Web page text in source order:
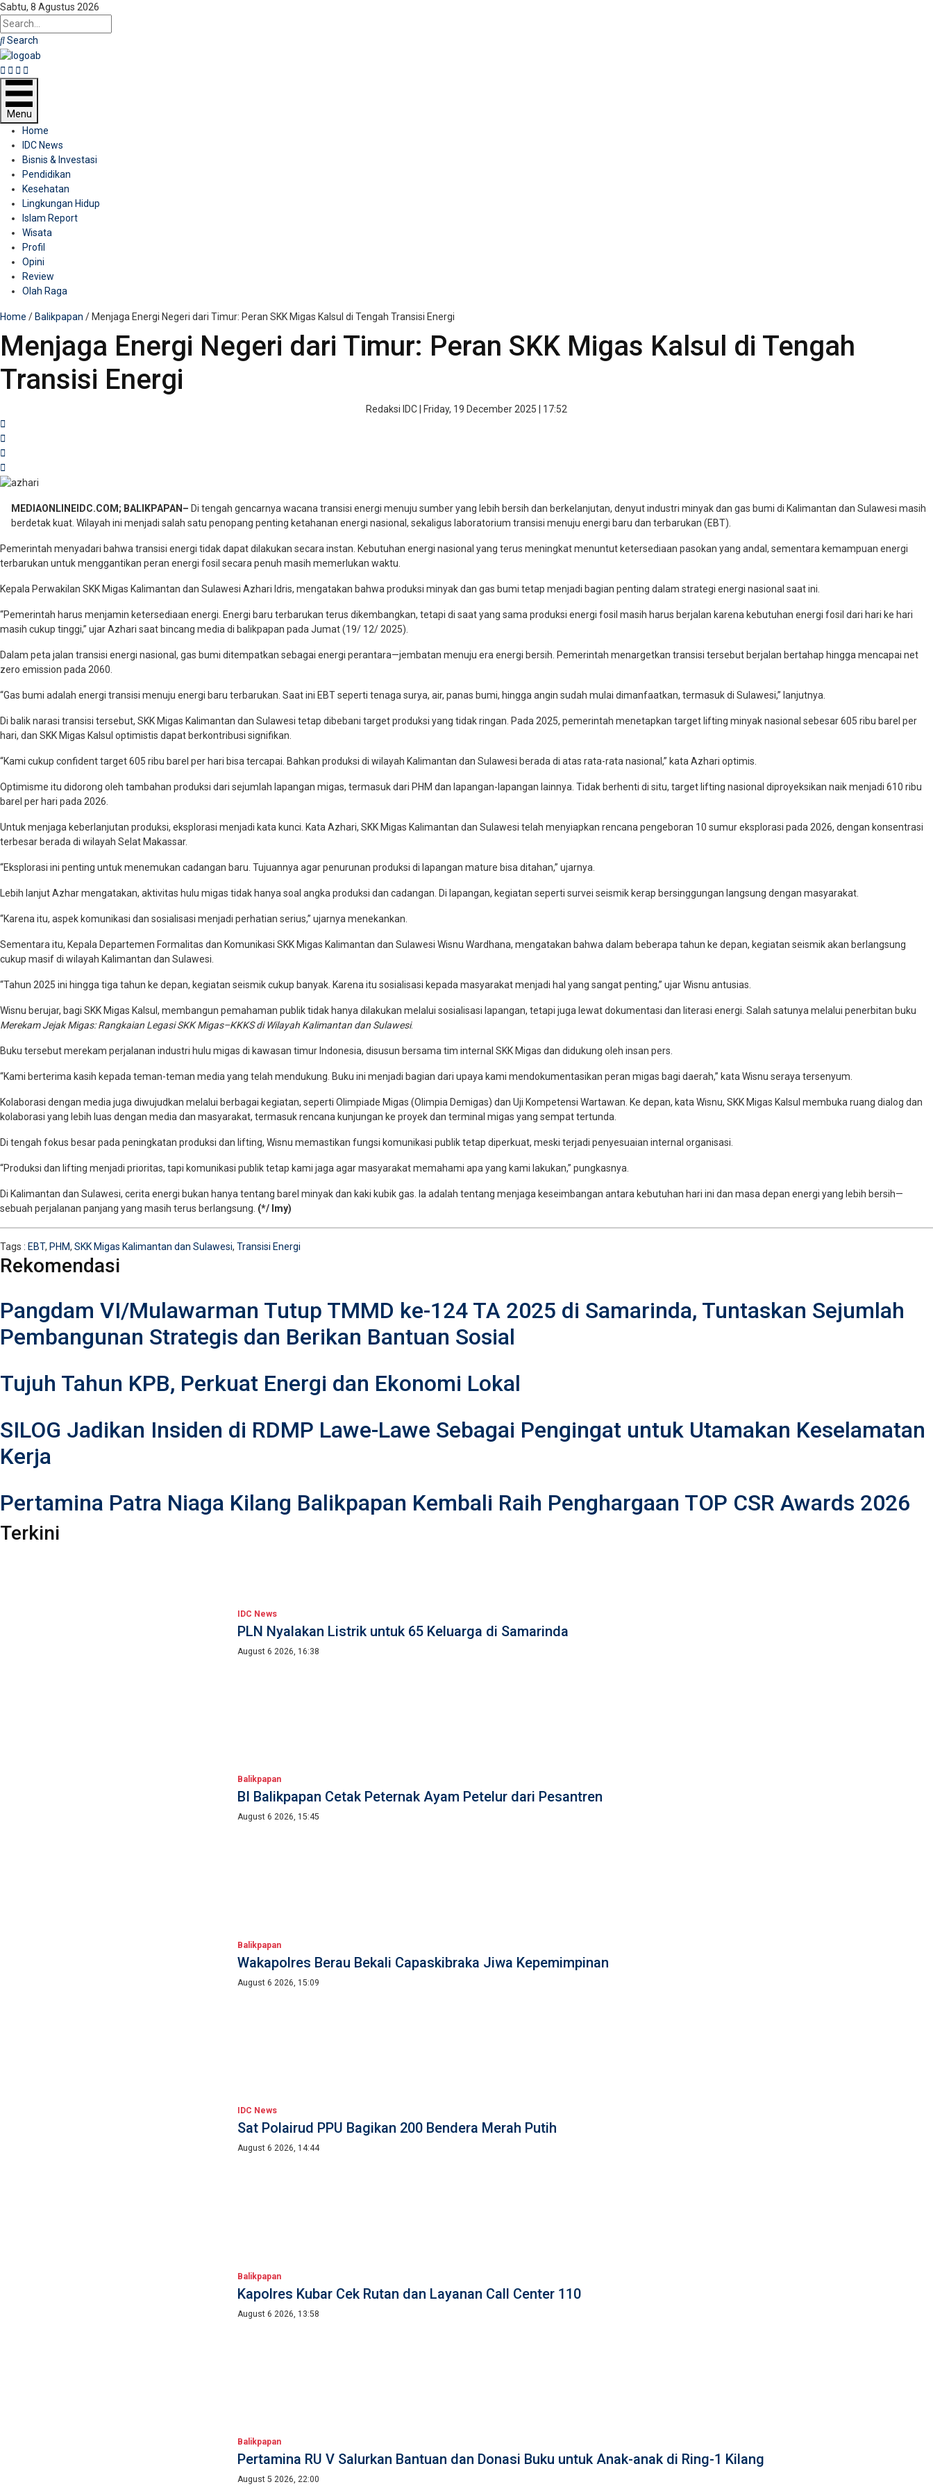
Sabtu, 8 Agustus 2026
Search
Facebook
Twitter
Instagram
Menu
Home
IDC News
Bisnis & Investasi
Pendidikan
Kesehatan
Lingkungan Hidup
Islam Report
Wisata
Profil
Opini
Review
Olah Raga
Home / Balikpapan / Menjaga Energi Negeri dari Timur: Peran SKK Migas Kalsul di Tengah Transisi Energi
Menjaga Energi Negeri dari Timur: Peran SKK Migas Kalsul di Tengah
Transisi Energi
Redaksi IDC Friday, 19 December 2025 | 17:52
MEDIAONLINEIDC.COM; BALIKPAPAN– Di tengah gencarnya wacana transisi energi menuju sumber yang lebih bersih dan berkelanjutan, denyut industri minyak dan gas bumi di Kalimantan dan Sulawesi masih
berdetak kuat. Wilayah ini menjadi salah satu penopang penting ketahanan energi nasional, sekaligus laboratorium transisi menuju energi baru dan terbarukan (EBT).
Pemerintah menyadari bahwa transisi energi tidak dapat dilakukan secara instan. Kebutuhan energi nasional yang terus meningkat menuntut ketersediaan pasokan yang andal, sementara kemampuan energi
terbarukan untuk menggantikan peran energi fosil secara penuh masih memerlukan waktu.
Kepala Perwakilan SKK Migas Kalimantan dan Sulawesi Azhari Idris, mengatakan bahwa produksi minyak dan gas bumi tetap menjadi bagian penting dalam strategi energi nasional saat ini.
“Pemerintah harus menjamin ketersediaan energi. Energi baru terbarukan terus dikembangkan, tetapi di saat yang sama produksi energi fosil masih harus berjalan karena kebutuhan energi fosil dari hari ke hari
masih cukup tinggi,” ujar Azhari saat bincang media di balikpapan pada Jumat (19/ 12/ 2025).
Dalam peta jalan transisi energi nasional, gas bumi ditempatkan sebagai energi perantara—jembatan menuju era energi bersih. Pemerintah menargetkan transisi tersebut berjalan bertahap hingga mencapai net
zero emission pada 2060.
“Gas bumi adalah energi transisi menuju energi baru terbarukan. Saat ini EBT seperti tenaga surya, air, panas bumi, hingga angin sudah mulai dimanfaatkan, termasuk di Sulawesi,” lanjutnya.
Di balik narasi transisi tersebut, SKK Migas Kalimantan dan Sulawesi tetap dibebani target produksi yang tidak ringan. Pada 2025, pemerintah menetapkan target lifting minyak nasional sebesar 605 ribu barel per
hari, dan SKK Migas Kalsul optimistis dapat berkontribusi signifikan.
“Kami cukup confident target 605 ribu barel per hari bisa tercapai. Bahkan produksi di wilayah Kalimantan dan Sulawesi berada di atas rata-rata nasional,” kata Azhari optimis.
Optimisme itu didorong oleh tambahan produksi dari sejumlah lapangan migas, termasuk dari PHM dan lapangan-lapangan lainnya. Tidak berhenti di situ, target lifting nasional diproyeksikan naik menjadi 610 ribu
barel per hari pada 2026.
Untuk menjaga keberlanjutan produksi, eksplorasi menjadi kata kunci. Kata Azhari, SKK Migas Kalimantan dan Sulawesi telah menyiapkan rencana pengeboran 10 sumur eksplorasi pada 2026, dengan konsentrasi
terbesar berada di wilayah Selat Makassar.
“Eksplorasi ini penting untuk menemukan cadangan baru. Tujuannya agar penurunan produksi di lapangan mature bisa ditahan,” ujarnya.
Lebih lanjut Azhar mengatakan, aktivitas hulu migas tidak hanya soal angka produksi dan cadangan. Di lapangan, kegiatan seperti survei seismik kerap bersinggungan langsung dengan masyarakat.
“Karena itu, aspek komunikasi dan sosialisasi menjadi perhatian serius,” ujarnya menekankan.
Sementara itu, Kepala Departemen Formalitas dan Komunikasi SKK Migas Kalimantan dan Sulawesi Wisnu Wardhana, mengatakan bahwa dalam beberapa tahun ke depan, kegiatan seismik akan berlangsung
cukup masif di wilayah Kalimantan dan Sulawesi.
“Tahun 2025 ini hingga tiga tahun ke depan, kegiatan seismik cukup banyak. Karena itu sosialisasi kepada masyarakat menjadi hal yang sangat penting,” ujar Wisnu antusias.
Wisnu berujar, bagi SKK Migas Kalsul, membangun pemahaman publik tidak hanya dilakukan melalui sosialisasi lapangan, tetapi juga lewat dokumentasi dan literasi energi. Salah satunya melalui penerbitan buku
Merekam Jejak Migas: Rangkaian Legasi SKK Migas–KKKS di Wilayah Kalimantan dan Sulawesi.
Buku tersebut merekam perjalanan industri hulu migas di kawasan timur Indonesia, disusun bersama tim internal SKK Migas dan didukung oleh insan pers.
“Kami berterima kasih kepada teman-teman media yang telah mendukung. Buku ini menjadi bagian dari upaya kami mendokumentasikan peran migas bagi daerah,” kata Wisnu seraya tersenyum.
Kolaborasi dengan media juga diwujudkan melalui berbagai kegiatan, seperti Olimpiade Migas (Olimpia Demigas) dan Uji Kompetensi Wartawan. Ke depan, kata Wisnu, SKK Migas Kalsul membuka ruang dialog dan
kolaborasi yang lebih luas dengan media dan masyarakat, termasuk rencana kunjungan ke proyek dan terminal migas yang sempat tertunda.
Di tengah fokus besar pada peningkatan produksi dan lifting, Wisnu memastikan fungsi komunikasi publik tetap diperkuat, meski terjadi penyesuaian internal organisasi.
“Produksi dan lifting menjadi prioritas, tapi komunikasi publik tetap kami jaga agar masyarakat memahami apa yang kami lakukan,” pungkasnya.
Di Kalimantan dan Sulawesi, cerita energi bukan hanya tentang barel minyak dan kaki kubik gas. Ia adalah tentang menjaga keseimbangan antara kebutuhan hari ini dan masa depan energi yang lebih bersih—
sebuah perjalanan panjang yang masih terus berlangsung. (*/ Imy)
Tags : EBT, PHM, SKK Migas Kalimantan dan Sulawesi, Transisi Energi
Rekomendasi
Pangdam VI/Mulawarman Tutup TMMD ke-124 TA 2025 di Samarinda, Tuntaskan Sejumlah
Pembangunan Strategis dan Berikan Bantuan Sosial
Tujuh Tahun KPB, Perkuat Energi dan Ekonomi Lokal
SILOG Jadikan Insiden di RDMP Lawe-Lawe Sebagai Pengingat untuk Utamakan Keselamatan
Kerja
Pertamina Patra Niaga Kilang Balikpapan Kembali Raih Penghargaan TOP CSR Awards 2026
Terkini
IDC News
PLN Nyalakan Listrik untuk 65 Keluarga di Samarinda
August 6 2026, 16:38
Balikpapan
BI Balikpapan Cetak Peternak Ayam Petelur dari Pesantren
August 6 2026, 15:45
Balikpapan
Wakapolres Berau Bekali Capaskibraka Jiwa Kepemimpinan
August 6 2026, 15:09
IDC News
Sat Polairud PPU Bagikan 200 Bendera Merah Putih
August 6 2026, 14:44
Balikpapan
Kapolres Kubar Cek Rutan dan Layanan Call Center 110
August 6 2026, 13:58
Balikpapan
Pertamina RU V Salurkan Bantuan dan Donasi Buku untuk Anak-anak di Ring-1 Kilang
August 5 2026, 22:00